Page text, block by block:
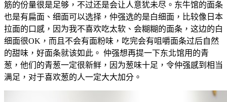
筋的份量很是足够，不过还是会让人意犹未尽。东牛馆的面条
也是有扁面、细面可以选择，仲强选的是白细面，比较像日本
拉面的口感，因为我不喜欢吃太软、会糊糊的面条，这边的白
细面很OK，而且不会有面粉味，吃完会有咀嚼面条过后自然
的甜味，好面条就该如此。 仲强想再提一下东北馆用的青
葱，他们的青葱一定很新鲜，因为葱味十足，令仲强感到相当
满足，对于喜欢葱的人一定大大加分。